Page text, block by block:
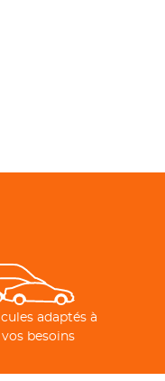
adaptés à
besoins